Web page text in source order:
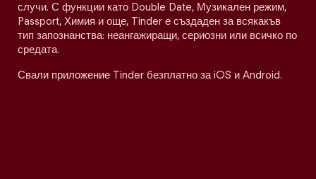
случи. С функции като Double Date, Музикален режим,
Passport, Химия и още, Tinder е създаден за всякакъв
тип запознанства: неангажиращи, сериозни или всичко по
средата.
Свали приложение Tinder безплатно за iOS и Android.